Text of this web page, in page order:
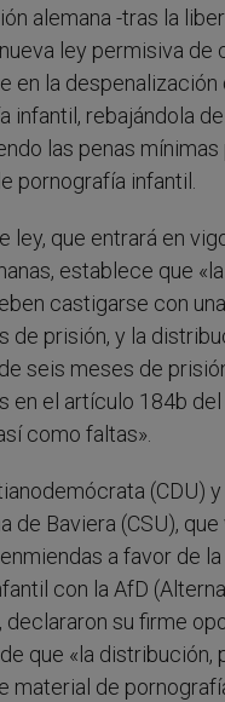
alemana -tras la
ley permisiva de
en la despenalización
infantil, rebajándola
las penas
pornografía infantil.
ley, que entrará en
establece que
castigarse con
de prisión, y la
seis meses de
en el artículo 184b del
como faltas».
(CDU) y
de Baviera (CSU),
a favor de
con la AfD
declararon su firme
que «la distribución,
material de